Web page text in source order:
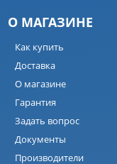
О МАГАЗИНЕ
Как купить
Доставка
О магазине
Гарантия
Задать вопрос
Документы
Производители